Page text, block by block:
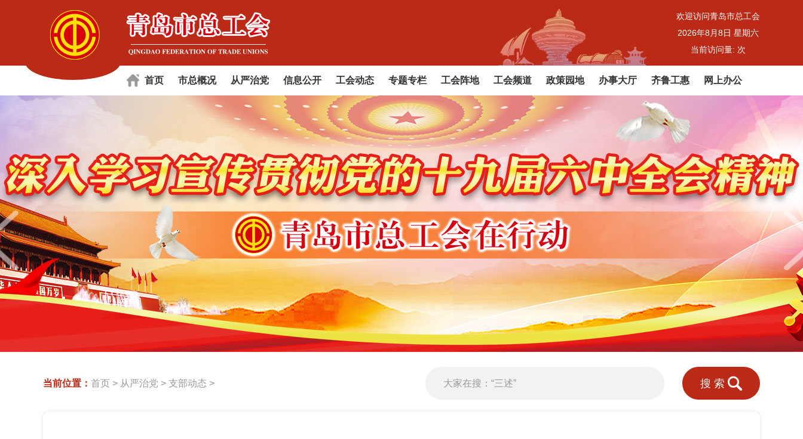
欢迎访问青岛市总工会
2026年8月8日 星期六
当前访问量: 次
首页 市总概况 从严治党 信息公开 工会动态 专题专栏 工会阵地 工会频道 政策园地 办事大厅 齐鲁工惠 网上办公
当前位置： 首页 > 从严治党 > 支部动态 > 搜索